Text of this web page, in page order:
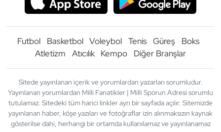
Futbol Basketbol Voleybol Tenis Güreş
Boks
Atletizm
Atıcılık Kempo Diğer Branşlar
Sitede yayınlanan içerik ve yorumlardan yazarları sorumludur.
Yayınlanan yorumlardan Milli Fanatikler | Milli Sporun Adresi sorumlu
tutulamaz. Sitedeki tüm harici linkler ayrı bir sayfada açılır. Sitemizde
yayınlanan haber, köşe yazıları ve fotoğraflar izin alınmaksızın kaynak
gösterilse dahi, herhangi bir ortamda kullanılamaz ve yayınlanamaz